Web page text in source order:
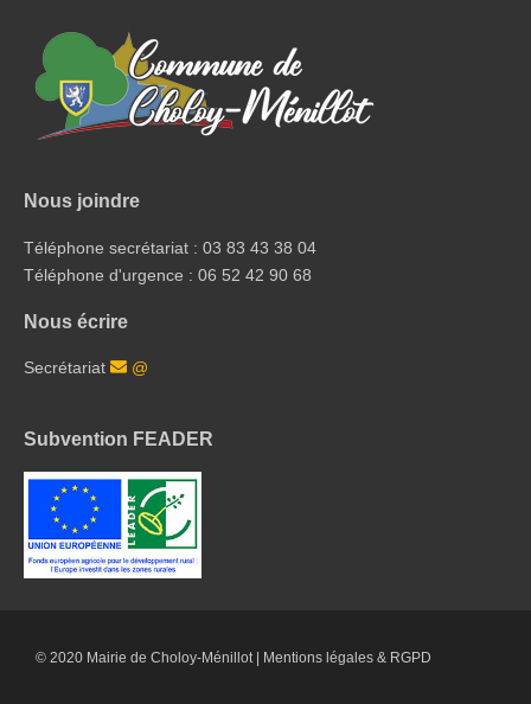
Nous joindre
Téléphone secrétariat : 03 83 43 38 04
Téléphone d'urgence : 06 52 42 90 68
Nous écrire
Secrétariat @
Subvention FEADER
© 2020 Mairie de Choloy-Ménillot | Mentions légales & RGPD